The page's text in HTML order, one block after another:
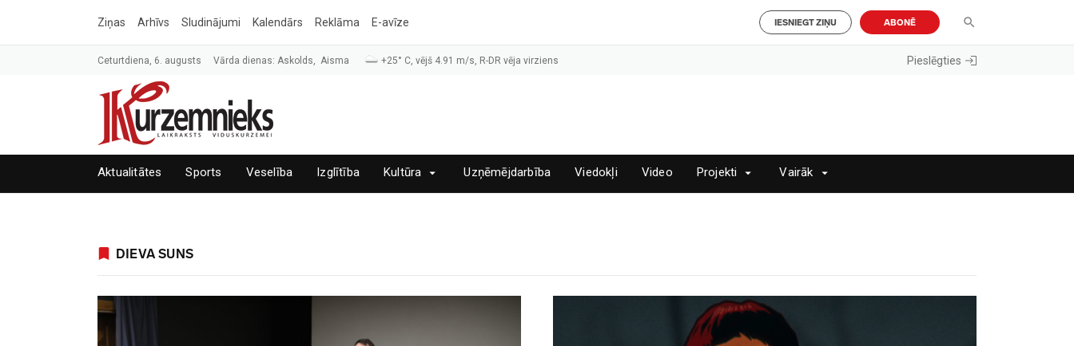
Ziņas Arhīvs Sludinājumi Kalendārs Reklāma E-avīze IESNIEGT ZIŅU ABONĒ
Ceturtdiena, 6. augusts Vārda dienas: Askolds, Aisma +25° C, vējš 4.91 m/s, R-DR vēja virziens Pieslēgties
Aktualitātes Sports Veselība Izglītība Kultūra Uzņēmējdarbība Viedokļi Video Projekti Vairāk
DIEVA SUNS